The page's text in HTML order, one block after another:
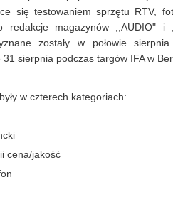
się testowaniem sprzętu RTV,
magazynów ,,AUDIO" i
zostały w połowie
sierpnia podczas targów IFA w
w czterech kategoriach:
cena/jakość